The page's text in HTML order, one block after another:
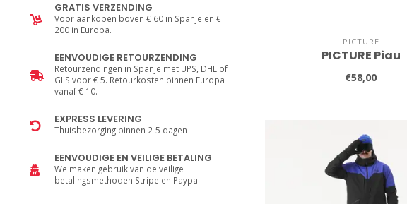
GRATIS VERZENDING
Voor aankopen boven € 60 in Spanje en €
200 in Europa.
EENVOUDIGE RETOURZENDING
Retourzendingen in Spanje met UPS, DHL of
GLS voor € 5. Retourkosten binnen Europa
vanaf € 10.
EXPRESS LEVERING
Thuisbezorging binnen 2-5 dagen
EENVOUDIGE EN VEILIGE BETALING
We maken gebruik van de veilige
betalingsmethoden Stripe en Paypal.
PICTURE
PICTURE Piau
€58,00